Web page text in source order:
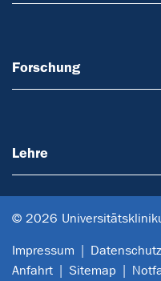
Forschung
Lehre
© 2026
Impressum Datenschutz
Anfahrt
Sitemap